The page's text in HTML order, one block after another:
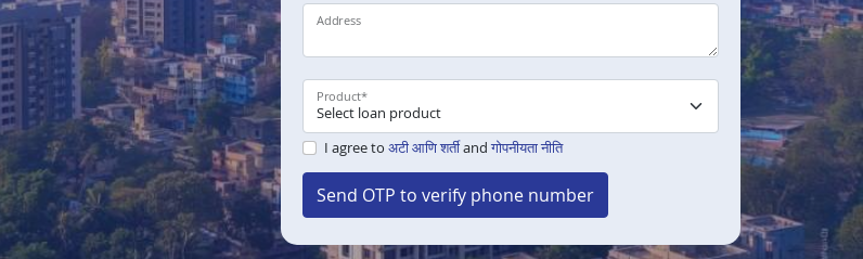
Address
Product*
I agree to अटी आणि शर्तीand गोपनीयता नीति
Send OTP to verify phone number